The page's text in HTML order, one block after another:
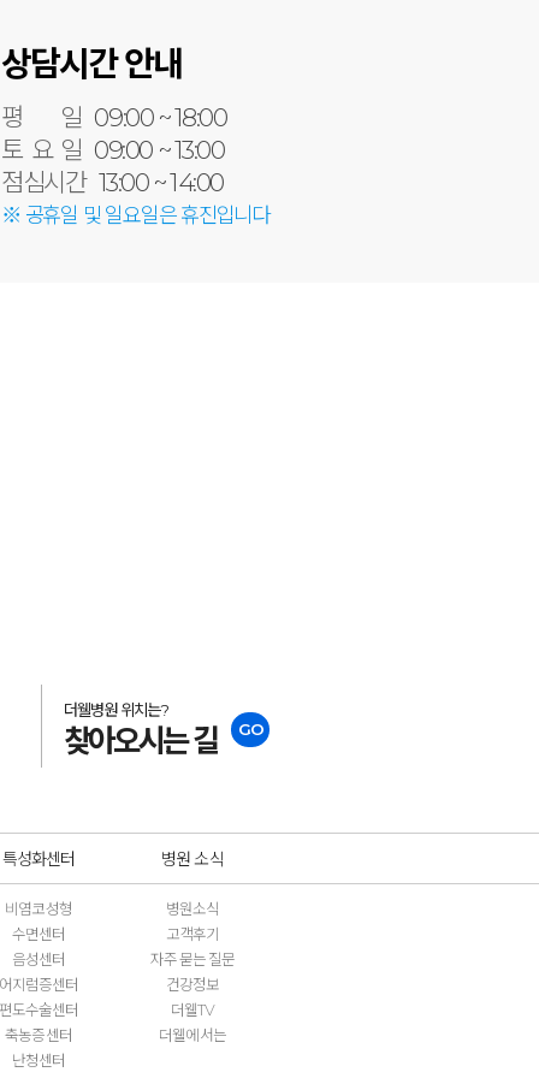
상담시간 안내
평 일 09:00 ~ 18:00
토 요 일 09:00 ~ 13:00
점심시간13:00 ~ 14:00
※ 공휴일 및 일요일은 휴진입니다
더웰병원 위치는?
찾아오시는 길 GO
특성화센터
비염코성형
수면센터
음성센터
지럼증센터
도수술센터
축농증센터
난청센터
병원 소식
병원소식
고객후기
자주 묻는 질문
건강정보
더웰TV
더웰에서는